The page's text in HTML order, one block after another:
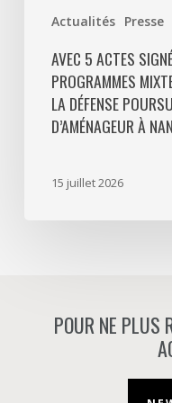
Actualités Presse
Défense
poursuit
activement
AVEC 5 ACTES
PROGRAMMES
LA DÉFENSE
D’AMÉNAGEUR À
15 juillet 2026
POUR NE PLUS